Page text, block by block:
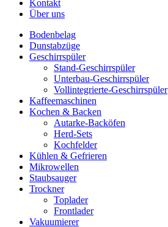
Kontakt
Über uns
Bodenbelag
Dunstabzüge
Geschirrspüler
Stand-Geschirrspüler
Unterbau-Geschirrspüler
Vollintegrierte-Geschirrspüler
Kaffeemaschinen
Kochen & Backen
Autarke-Backöfen
Herd-Sets
Kochfelder
Kühlen & Gefrieren
Mikrowellen
Staubsauger
Trockner
Toplader
Frontlader
Vakuumierer